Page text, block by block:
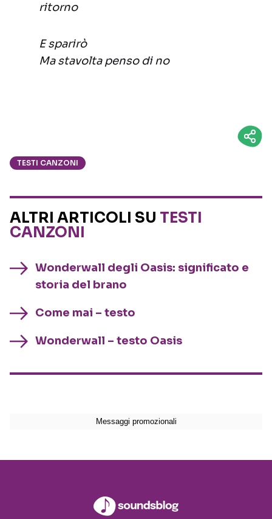
ritorno
E sparirò
Ma stavolta penso di no
TESTI CANZONI
ALTRI ARTICOLI SU TESTI
CANZONI
Wonderwall degli Oasis: significato e
storia del brano
Come mai – testo
Wonderwall – testo Oasis